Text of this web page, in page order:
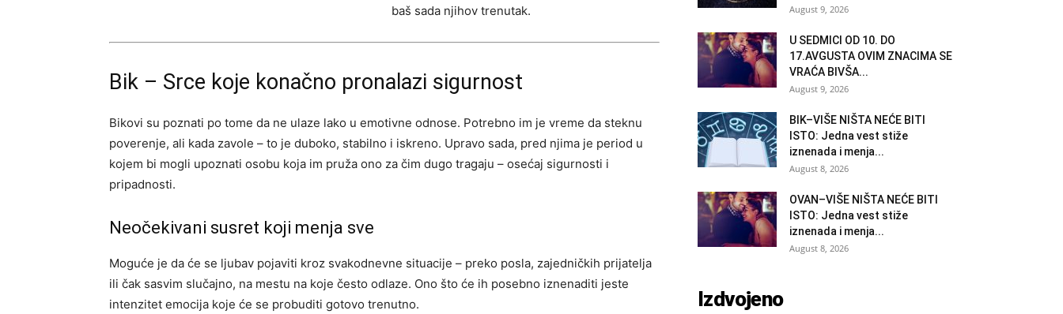
baš sada njihov trenutak.
Bik – Srce koje konačno pronalazi sigurnost
Bikovi su poznati po tome da ne ulaze lako u emotivne odnose. Potrebno im je vreme da steknu
poverenje, ali kada zavole – to je duboko, stabilno i iskreno. Upravo sada, pred njima je period u
kojem bi mogli upoznati osobu koja im pruža ono za čim dugo tragaju – osećaj sigurnosti i
pripadnosti.
Neočekivani susret koji menja sve
Moguće je da će se ljubav pojaviti kroz svakodnevne situacije – preko posla, zajedničkih prijatelja
ili čak sasvim slučajno, na mestu na koje često odlaze. Ono što će ih posebno iznenaditi jeste
intenzitet emocija koje će se probuditi gotovo trenutno.
August 9, 2026
U SEDMICI OD 10. DO
17.AVGUSTA OVIM ZNACIMA SE
VRAĆA BIVŠA...
August 9, 2026
BIK–VIŠE NIŠTA NEĆE BITI
ISTO: Jedna vest stiže
iznenada i menja...
August 8, 2026
OVAN–VIŠE NIŠTA NEĆE BITI
ISTO: Jedna vest stiže
iznenada i menja...
August 8, 2026
Izdvojeno